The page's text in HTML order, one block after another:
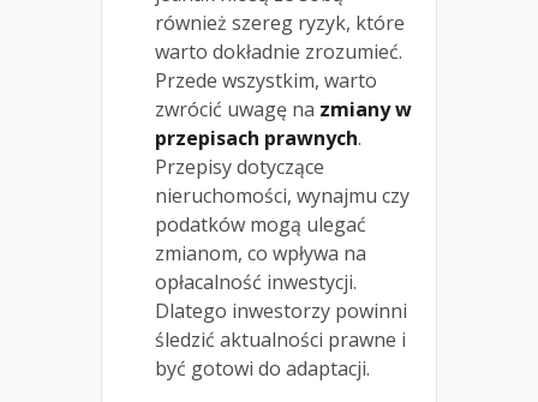
również szereg ryzyk, które
warto dokładnie zrozumieć.
Przede wszystkim, warto
zwrócić uwagę na zmiany w
przepisach prawnych.
Przepisy dotyczące
nieruchomości, wynajmu czy
podatków mogą ulegać
zmianom, co wpływa na
opłacalność inwestycji.
Dlatego inwestorzy powinni
śledzić aktualności prawne i
być gotowi do adaptacji.